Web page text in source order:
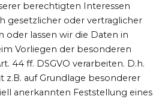
berechtigten Interessen
gesetzlicher oder vertraglicher
oder lassen wir die Daten in
Vorliegen der besonderen
44 ff. DSGVO verarbeiten. D.h.
z.B. auf Grundlage besonderer
anerkannten Feststellung eines